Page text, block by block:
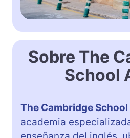
Sobre The
School
The Cambridge
academia